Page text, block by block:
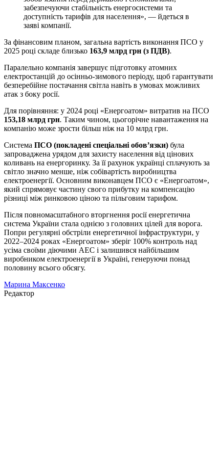
забезпечуючи стабільність енергосистеми та
доступність тарифів для населення», — йдеться в
заяві компанії.
За фінансовим планом, загальна вартість виконання ПСО у
2025 році складе близько 163,9 млрд грн (з ПДВ).
Паралельно компанія завершує підготовку атомних
електростанцій до осінньо-зимового періоду, щоб гарантувати
безперебійне постачання світла навіть в умовах можливих
атак з боку росії.
Для порівняння: у 2024 році «Енергоатом» витратив на ПСО
153,18 млрд грн. Таким чином, цьогорічне навантаження на
компанію може зрости більш ніж на 10 млрд грн.
Система ПСО (покладені спеціальні обов’язки) була
запроваджена урядом для захисту населення від цінових
коливань на енергоринку. За її рахунок українці сплачують за
світло значно менше, ніж собівартість виробництва
електроенергії. Основним виконавцем ПСО є «Енергоатом»,
який спрямовує частину свого прибутку на компенсацію
різниці між ринковою ціною та пільговим тарифом.
Після повномасштабного вторгнення росії енергетична
система України стала однією з головних цілей для ворога.
Попри регулярні обстріли енергетичної інфраструктури, у
2022–2024 роках «Енергоатом» зберіг 100% контроль над
усіма своїми діючими АЕС і залишився найбільшим
виробником електроенергії в Україні, генеруючи понад
половину всього обсягу.
Марина Максенко
Редактор